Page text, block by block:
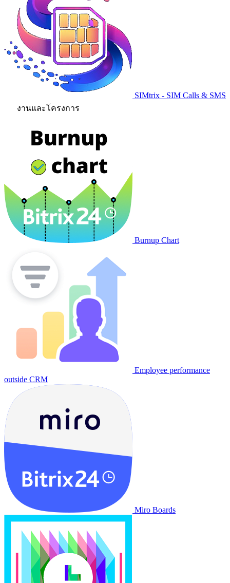
SIMtrix - SIM Calls & SMS
งานและโครงการ
Burnup Chart
Employee performance
outside CRM
Miro Boards